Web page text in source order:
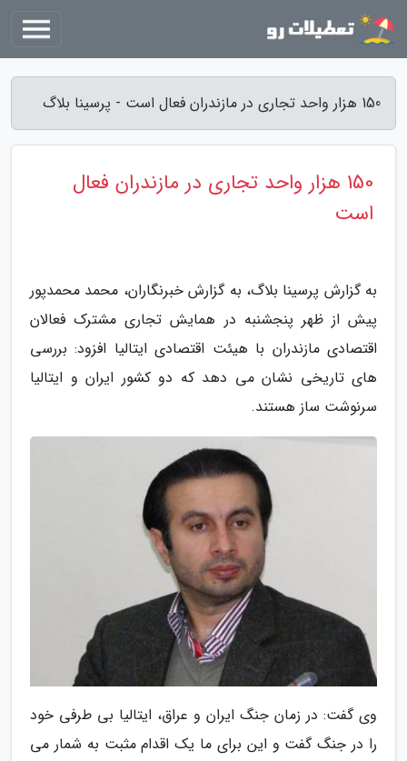
150 هزار واحد تجاری در مازندران فعال است - پرسینا بلاگ
150 هزار واحد تجاری در مازندران فعال
است
به گزارش پرسینا بلاگ، به گزارش خبرنگاران، محمد محمدپور
پیش از ظهر پنجشنبه در همایش تجاری مشترک فعالان
اقتصادی مازندران با هیئت اقتصادی ایتالیا افزود: بررسی
های تاریخی نشان می دهد که دو کشور ایران و ایتالیا
سرنوشت ساز هستند.
وی گفت: در زمان جنگ ایران و عراق، ایتالیا بی طرفی خود
را در جنگ گفت و این برای ما یک اقدام مثبت به شمار می